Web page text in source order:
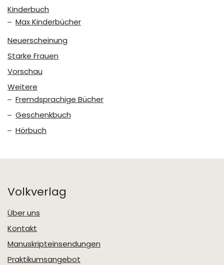
Kinderbuch
Max Kinderbücher
Neuerscheinung
Starke Frauen
Vorschau
Weitere
Fremdsprachige Bücher
Geschenkbuch
Hörbuch
Volkverlag
Über uns
Kontakt
Manuskripteinsendungen
Praktikumsangebot